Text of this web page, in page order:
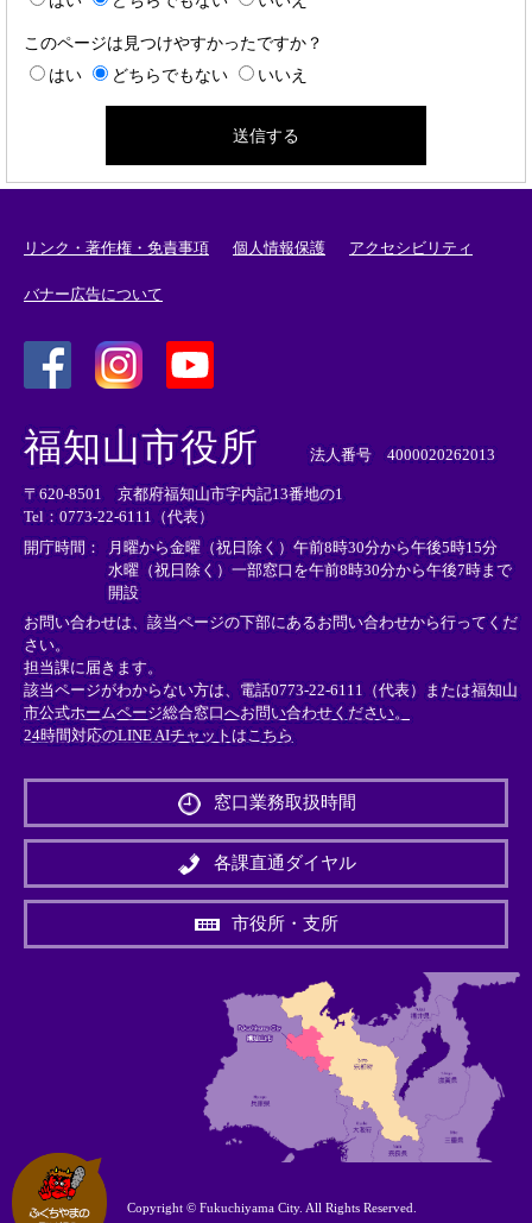
このページは見つけやすかったですか？
はい
どちらでもない いいえ
リンク・著作権・免責事項 個人情報保護 アクセシビリティ
バナー広告について
外
部
リ
ン
ク
＞
外
リ
ン
ク
＞
外
部
ン
ク
＞
福知山市役所 法人番号 4000020262013
〒620-8501 京都府福知山市字内記13番地の1
Tel：0773-22-6111（代表）
開庁時間： 月曜から金曜（祝日除く）午前8時30分から午後5時15分
水曜（祝日除く）一部窓口を午前8時30分から午後7時まで
開設
お問い合わせは、該当ページの下部にあるお問い合わせから行ってくだ
さい。
担当課に届きます。
該当ページがわからない方は、電話0773-22-6111（代表）または福知山
市公式ホームページ総合窓口へお問い合わせください。
24時間対応のLINE AIチャットはこちら
外
リ
ン
＞
窓口業務取扱時間
各課直通ダイヤル
市役所・支所
Copyright © Fukuchiyama City. All Rights Reserved.